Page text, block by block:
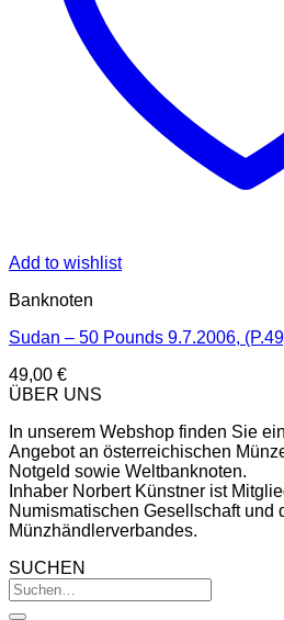
Add to wishlist
Banknoten
Sudan – 50 Pounds 9.7.2006,
49,00 €
ÜBER UNS
In unserem Webshop finden Sie
Angebot an österreichischen
Notgeld sowie Weltbanknoten.
Inhaber Norbert Künstner ist
Numismatischen Gesellschaft und
Münzhändlerverbandes.
SUCHEN